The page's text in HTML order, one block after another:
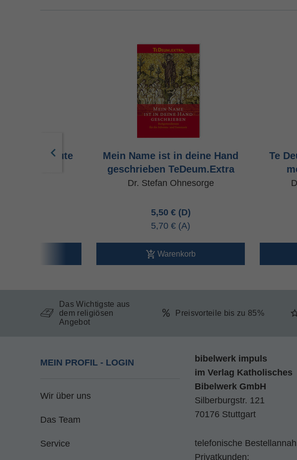
uns diese gute
Mein Name ist in deine Hand
geschrieben TeDeum.Extra
Dr. Stefan Ohnesorge
5,50 €
5,70 €
Warenkorb
Te
Das Wichtigste aus
dem religiösen
Angebot
Preisvorteile bis zu 85%
MEIN PROFIL - LOGIN
Wir über uns
Das Team
Service
bibelwerk impuls
im Verlag Katholisches
Bibelwerk GmbH
Silberburgstr. 121
70176 Stuttgart
telefonische
Privatkunden: